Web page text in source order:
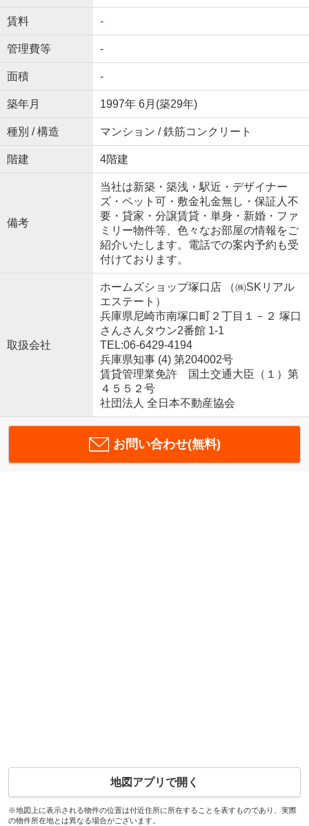
賃料 -
管理費等 -
面積 -
築年月 1997年 6月(築29年)
種別 / 構造 マンション / 鉄筋コンクリート
階建 4階建
備考
当社は新築・築浅・駅近・デザイナー
ズ・ペット可・敷金礼金無し・保証人不
要・貸家・分譲賃貸・単身・新婚・ファ
ミリー物件等、色々なお部屋の情報をご
紹介いたします。電話での案内予約も受
付けております。
取扱会社
ホームズショップ塚口店 （㈱SKリアル
エステート）
兵庫県尼崎市南塚口町２丁目１－２ 塚口
さんさんタウン2番館 1-1
TEL:06-6429-4194
兵庫県知事 (4) 第204002号
賃貸管理業免許 国土交通大臣（１）第
４５５２号
社団法人 全日本不動産協会
お問い合わせ(無料)
地図アプリで開く
※地図上に表示される物件の位置は付近住所に所在することを表すものであり、実際
の物件所在地とは異なる場合がございます。